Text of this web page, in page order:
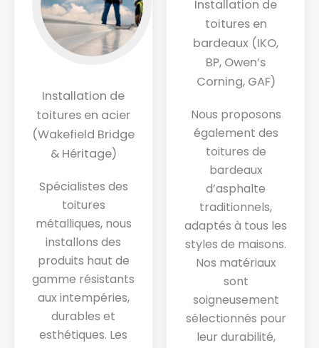
Installation de
toitures en acier
(Wakefield Bridge
& Héritage)
Spécialistes des
toitures
métalliques, nous
installons des
produits haut de
gamme résistants
aux intempéries,
durables et
esthétiques. Les
Installation de
toitures en
bardeaux (IKO,
BP, Owen’s
Corning, GAF)
Nous proposons
également des
toitures de
bardeaux
d’asphalte
traditionnels,
adaptés à tous les
styles de maisons.
Nos matériaux
sont
soigneusement
sélectionnés pour
leur durabilité,